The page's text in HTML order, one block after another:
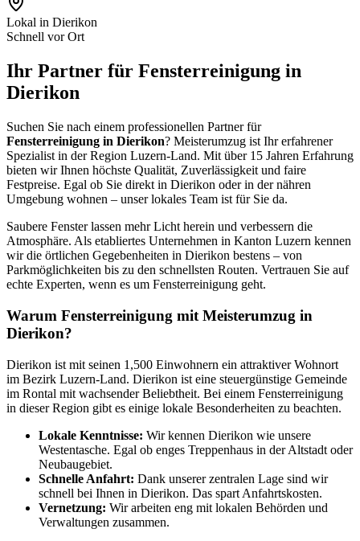
Lokal in Dierikon
Schnell vor Ort
Ihr Partner für Fensterreinigung in
Dierikon
Suchen Sie nach einem professionellen Partner für
Fensterreinigung in Dierikon? Meisterumzug ist Ihr erfahrener
Spezialist in der Region Luzern-Land. Mit über 15 Jahren Erfahrung
bieten wir Ihnen höchste Qualität, Zuverlässigkeit und faire
Festpreise. Egal ob Sie direkt in Dierikon oder in der nähren
Umgebung wohnen – unser lokales Team ist für Sie da.
Saubere Fenster lassen mehr Licht herein und verbessern die
Atmosphäre. Als etabliertes Unternehmen in Kanton Luzern kennen
wir die örtlichen Gegebenheiten in Dierikon bestens – von
Parkmöglichkeiten bis zu den schnellsten Routen. Vertrauen Sie auf
echte Experten, wenn es um Fensterreinigung geht.
Warum Fensterreinigung mit Meisterumzug in
Dierikon?
Dierikon ist mit seinen 1,500 Einwohnern ein attraktiver Wohnort
im Bezirk Luzern-Land. Dierikon ist eine steuergünstige Gemeinde
im Rontal mit wachsender Beliebtheit. Bei einem Fensterreinigung
in dieser Region gibt es einige lokale Besonderheiten zu beachten.
Lokale Kenntnisse: Wir kennen Dierikon wie unsere
Westentasche. Egal ob enges Treppenhaus in der Altstadt oder
Neubaugebiet.
Schnelle Anfahrt: Dank unserer zentralen Lage sind wir
schnell bei Ihnen in Dierikon. Das spart Anfahrtskosten.
Vernetzung: Wir arbeiten eng mit lokalen Behörden und
Verwaltungen zusammen.